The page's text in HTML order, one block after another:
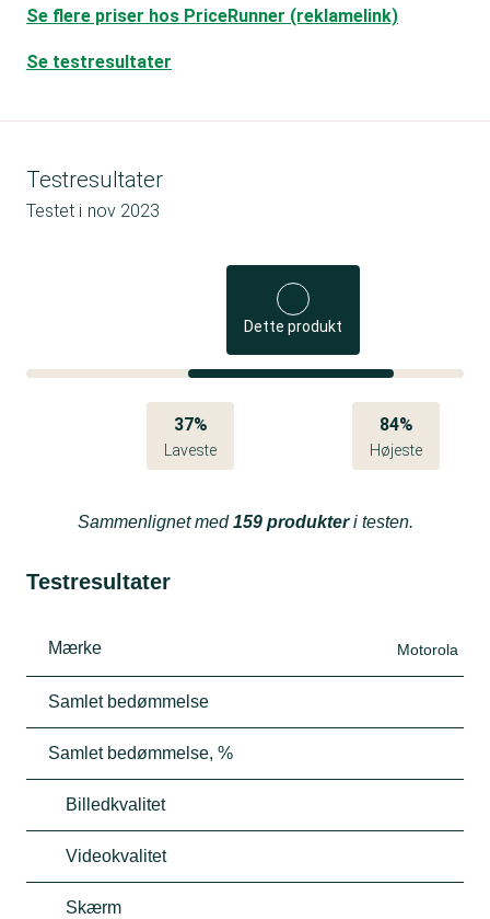
Se flere priser hos PriceRunner (reklamelink)
Se testresultater
Testresultater
Testet i nov 2023
Dette produkt
37%
Laveste
84%
Højeste
Sammenlignet med159 produkteri testen.
Testresultater
Mærke Motorola
Samlet bedømmelse
Samlet bedømmelse, %
Billedkvalitet
Videokvalitet
Skærm